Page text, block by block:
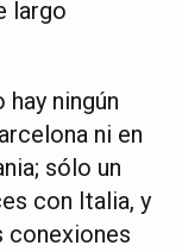
largo
hay ningún
ni en
sólo un
con Italia, y
conexiones